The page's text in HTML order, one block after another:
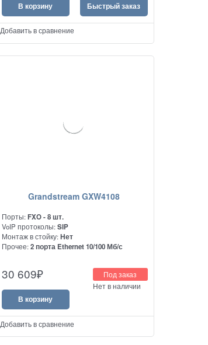
В корзину Быстрый заказ
Добавить в сравнение
Grandstream GXW4108
Порты:FXO - 8 шт.
VoIP протоколы:SIP
Монтаж в стойку:Нет
Прочее:2 порта Ethernet 10/100 Мб/с
Аналоговый VoIP шлюз с 8-ю портами FXO
и одним портом Видео H.264.
30 609₽
Под заказ
Нет в наличии
В корзину
Добавить в сравнение